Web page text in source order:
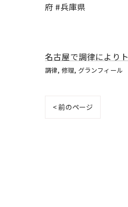
府 #兵庫県
名古屋で調律により
調律 修理 グランフィール
< 前のページ